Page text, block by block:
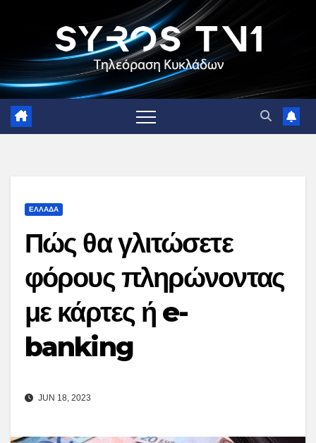
ΕΛΛΑΔΑ
Πώς θα γλιτώσετε
φόρους πληρώνοντας
με κάρτες ή e-
banking
JUN 18, 2023